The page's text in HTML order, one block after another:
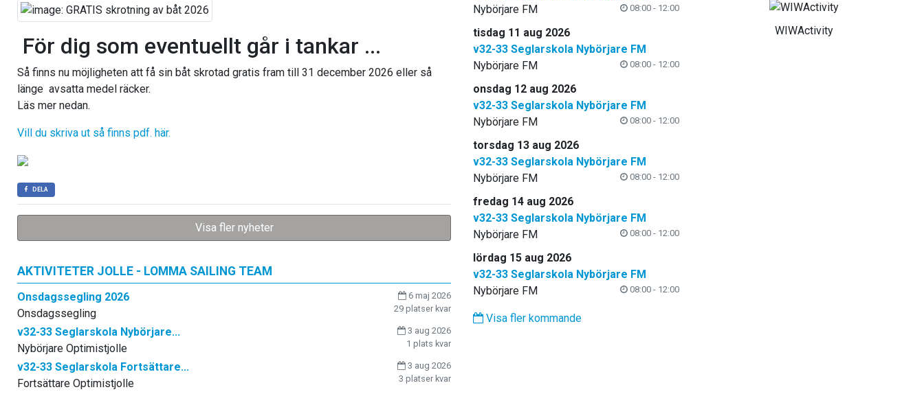
08:00 - 12:00
Nybörjare FM
tisdag 11 aug 2026
v32-33 Seglarskola Nybörjare FM
08:00 - 12:00
Nybörjare FM
onsdag 12 aug 2026
v32-33 Seglarskola Nybörjare FM
08:00 - 12:00
Nybörjare FM
torsdag 13 aug 2026
v32-33 Seglarskola Nybörjare FM
08:00 - 12:00
Nybörjare FM
fredag 14 aug 2026
v32-33 Seglarskola Nybörjare FM
08:00 - 12:00
Nybörjare FM
lördag 15 aug 2026
v32-33 Seglarskola Nybörjare FM
08:00 - 12:00
Nybörjare FM
Visa fler kommande
För dig som eventuellt går i tankar ...
Så finns nu möjligheten att få sin båt skrotad gratis fram till 31 december 2026 eller så
länge avsatta medel räcker.
Läs mer nedan.
Vill du skriva ut så finns pdf. här.
DELA
Visa fler nyheter
AKTIVITETER JOLLE - LOMMA SAILING TEAM
Onsdagssegling 2026
6 maj 2026
29 platser kvar
Onsdagssegling
v32-33 Seglarskola Nybörjare...
3 aug 2026
1 plats kvar
Nybörjare Optimistjolle
v32-33 Seglarskola Fortsättare...
3 aug 2026
3 platser kvar
Fortsättare Optimistjolle
WIWActivity